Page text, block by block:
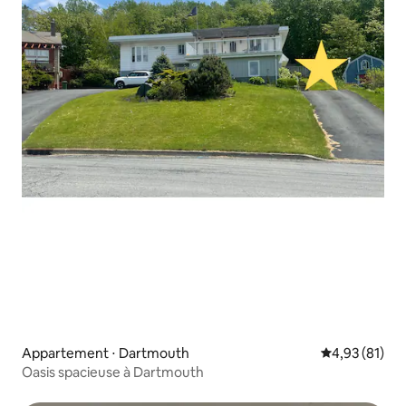
Appartement ⋅ Dartmouth Évaluation
4,93 (81)
Oasis spacieuse à Dartmouth